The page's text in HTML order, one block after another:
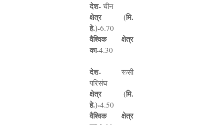
देश- चीन
क्षेत्र (मि.
हे.)-6.70
वैश्विक क्षेत्र
का-4.30
देश- रूसी
परिसंघ
क्षेत्र (मि.
हे.)-4.50
वैश्विक क्षेत्र